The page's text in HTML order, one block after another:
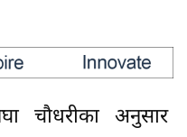
चौधरीका अनुसार